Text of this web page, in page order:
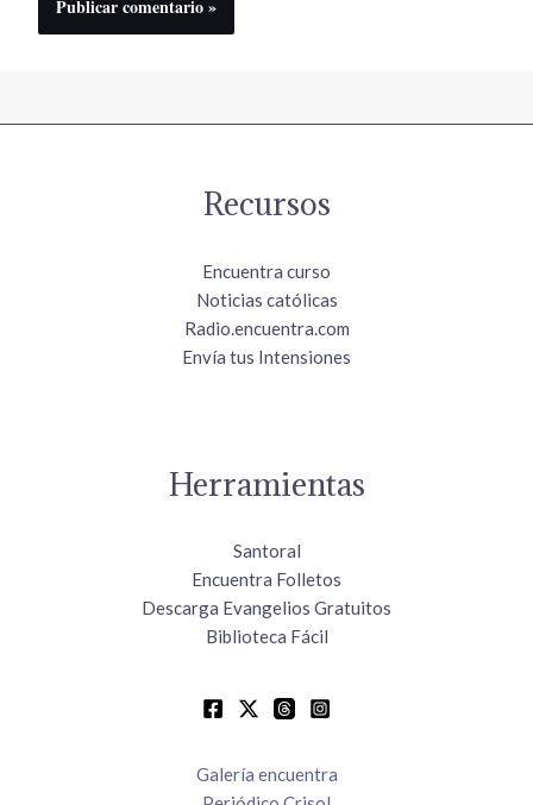
Recursos
Encuentra curso
Noticias católicas
Radio.encuentra.com
Envía tus Intensiones
Herramientas
Santoral
Encuentra Folletos
Descarga Evangelios Gratuitos
Biblioteca Fácil
Galería encuentra